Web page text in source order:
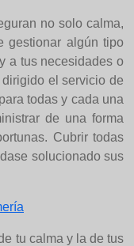
no solo calma,
gestionar algún tipo
a tus necesidades o
el servicio de
todas y cada una
de una forma
Cubrir todas
solucionado sus
tu calma y la de tus